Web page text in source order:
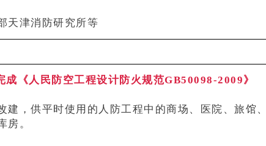
天津消防研究所等
成《人民防空工程设计防火规范GB50098-2009》
建，供平时使用的人防工程中的商场、医院、旅
房。